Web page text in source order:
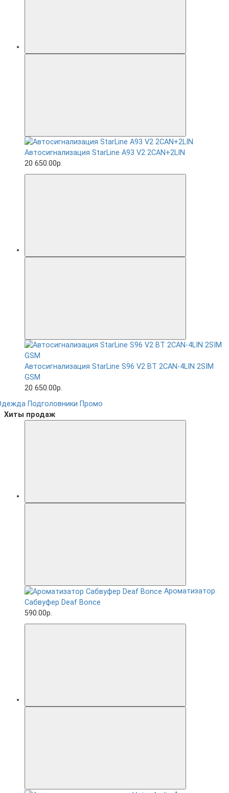
Автосигнализация StarLine A93 V2 2CAN+2LIN
20 650.00р.
Автосигнализация StarLine S96 V2 BT 2CAN-4LIN 2SIM
GSM
20 650.00р.
Подголовники Промо
Хиты продаж
Ароматизатор
Сабвуфер Deaf Bonce
590.00р.